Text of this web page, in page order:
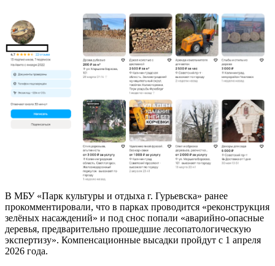
В МБУ «Парк культуры и отдыха г. Гурьевска» ранее
прокомментировали, что в парках проводится «реконструкция
зелёных насаждений» и под снос попали «аварийно-опасные
деревья, предварительно прошедшие лесопатологическую
экспертизу». Компенсационные высадки пройдут с 1 апреля
2026 года.